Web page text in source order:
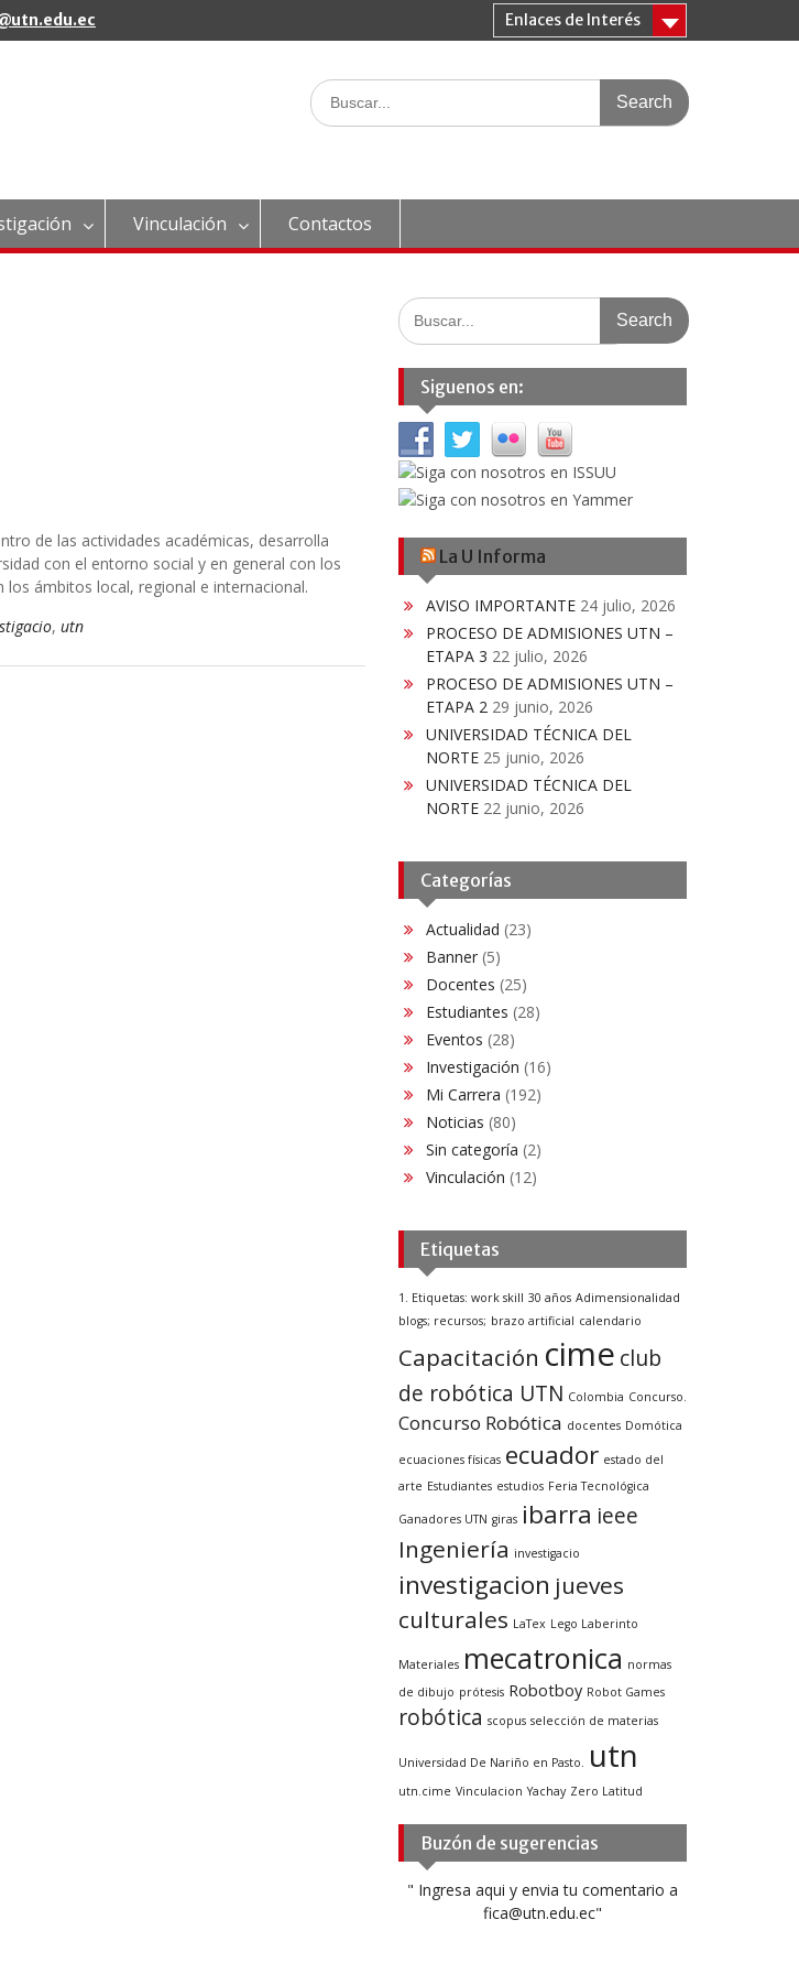
Enlaces de Interés
Search
for:
Vinculación Contactos
de las actividades académicas, desarrolla
con el entorno social y en general con los
ámbitos local, regional e internacional.
, utn
Search
for:
Siguenos en:
La U Informa
AVISO IMPORTANTE 24 julio, 2026
PROCESO DE ADMISIONES UTN –
ETAPA 3 22 julio, 2026
PROCESO DE ADMISIONES UTN –
ETAPA 2 29 junio, 2026
UNIVERSIDAD TÉCNICA DEL
NORTE 25 junio, 2026
UNIVERSIDAD TÉCNICA DEL
NORTE 22 junio, 2026
Categorías
Actualidad (23)
Banner(5)
Docentes (25)
Estudiantes (28)
Eventos (28)
Investigación (16)
Mi Carrera (192)
Noticias (80)
Sin categoría (2)
Vinculación (12)
Etiquetas
1. Etiquetas: work skill 30 años Adimensionalidad
blogs; recursos; brazo artificial calendario
Capacitación cime club
de robótica UTN Colombia Concurso.
Concurso Robótica docentes Domótica
ecuaciones físicas ecuador estado del
arte Estudiantes estudios Feria Tecnológica
Ganadores UTN giras ibarra ieee
Ingeniería investigacio
investigacion jueves
culturales LaTex Lego Laberinto
Materiales mecatronica normas
de dibujo prótesis Robotboy Robot Games
robótica scopus selección de materias
Universidad De Nariño en Pasto. utn
utn.cime Vinculacion Yachay Zero Latitud
Buzón de sugerencias
" Ingresa aqui y envia tu comentario a
fica@utn.edu.ec"